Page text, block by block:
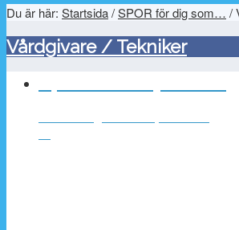
Du är här: Startsida/SPOR för dig som… /
Vårdgivare / Tekniker